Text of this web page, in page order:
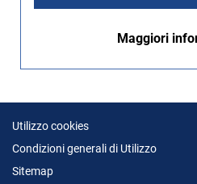
Maggiori
Utilizzo cookies
Condizioni generali di Utilizzo
Sitemap